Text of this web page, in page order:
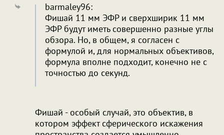
barmaley96:
Фишай 11 мм ЭФР и сверхширик 11 мм
ЭФР будут иметь совершенно разные углы
обзора. Но, в общем, я согласен с
формулой и, для нормальных объективов,
формула вполне подходит, конечно не с
точностью до секунд.
Фишай - особый случай, это объектив, в
котором эффект сферического искажения